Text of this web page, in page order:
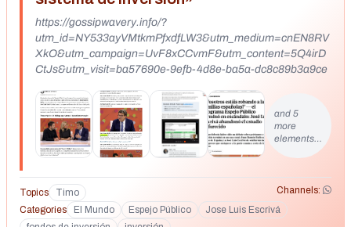
https://gossipwavery.info/?
utm_id=NY533ayVMtkmPfxdfLW3&utm_medium=cnEN8RV
XkO&utm_campaign=UvF8xCCvmF&utm_content=5Q4irD
CtJs&utm_visit=ba57690e-9efb-4d8e-ba5a-dc8c89b3a9ce
and 5
more
elements…
Topics Timo
Channels:
Categories
El Mundo Espejo Público
Jose Luis Escrivá